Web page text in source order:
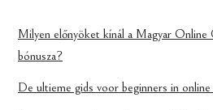
Milyen előnyöket kínál a Magyar
bónusza?
De ultieme gids voor beginners in